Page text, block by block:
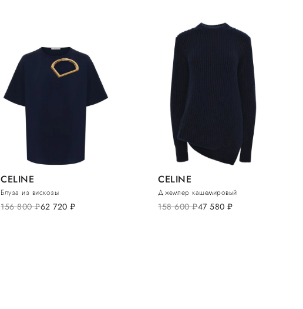
CELINE
Блуза из вискозы
156 800руб.62 720 руб.
CELINE
Джемпер кашемировый
158 600руб.47 580 руб.